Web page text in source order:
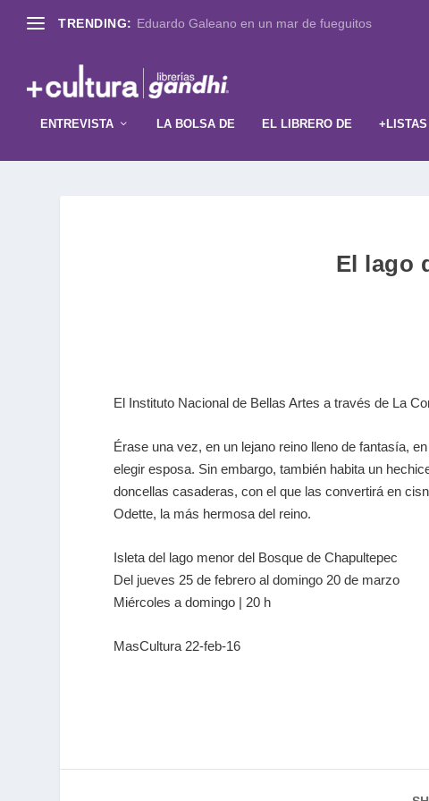
TRENDING: Eduardo Galeano en un mar de fueguitos
ENTREVISTA LA BOLSA DE EL LIBRERO DE +LISTAS
El lago
El Instituto Nacional de Bellas Artes a través de La
Érase una vez, en un lejano reino lleno de fantasía,
elegir esposa. Sin embargo, también habita un
doncellas casaderas, con el que las convertirá en
Odette, la más hermosa del reino.
Isleta del lago menor del Bosque de Chapultepec
Del jueves 25 de febrero al domingo 20 de marzo
Miércoles a domingo | 20 h
MasCultura 22-feb-16